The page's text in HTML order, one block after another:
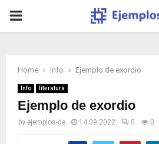
PRIMARY
Home Info Ejemplo de exordio
Info literatura
Ejemplo de exordio
by ejemplos-de 14.09.2022 0 0